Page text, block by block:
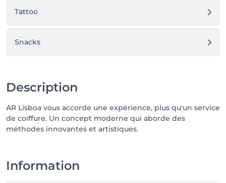
Tattoo
Snacks
Description
AR Lisboa vous accorde une expérience, plus qu'un service
de coiffure. Un concept moderne qui aborde des
méthodes innovantes et artistiques.
Information